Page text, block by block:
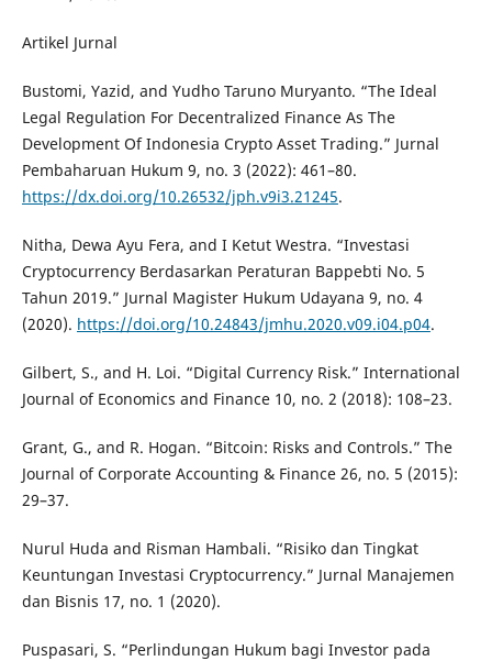
Artikel Jurnal
Bustomi, Yazid, and Yudho Taruno Muryanto. “The Ideal
Legal Regulation For Decentralized Finance As The
Development Of Indonesia Crypto Asset Trading.” Jurnal
Pembaharuan Hukum 9, no. 3 (2022): 461–80.
https://dx.doi.org/10.26532/jph.v9i3.21245.
Nitha, Dewa Ayu Fera, and I Ketut Westra. “Investasi
Cryptocurrency Berdasarkan Peraturan Bappebti No. 5
Tahun 2019.” Jurnal Magister Hukum Udayana 9, no. 4
(2020). https://doi.org/10.24843/jmhu.2020.v09.i04.p04.
Gilbert, S., and H. Loi. “Digital Currency Risk.” International
Journal of Economics and Finance 10, no. 2 (2018): 108–23.
Grant, G., and R. Hogan. “Bitcoin: Risks and Controls.” The
Journal of Corporate Accounting & Finance 26, no. 5 (2015):
29–37.
Nurul Huda and Risman Hambali. “Risiko dan Tingkat
Keuntungan Investasi Cryptocurrency.” Jurnal Manajemen
dan Bisnis 17, no. 1 (2020).
Puspasari, S. “Perlindungan Hukum bagi Investor pada